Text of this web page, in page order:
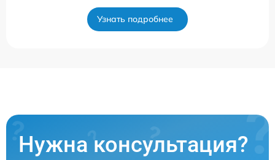
Узнать подробнее
Нужна консультация?